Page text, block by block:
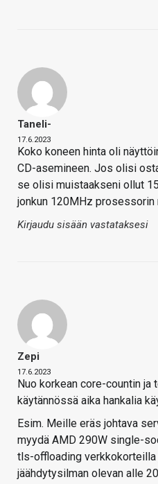
Taneli-
17.6.2023
Koko koneen hinta oli
CD-asemineen. Jos olisi
se olisi muistaakseni ollut
jonkun 120MHz prosessorin
Kirjaudu sisään vastataksesi
Zepi
17.6.2023
Nuo korkean core-countin ja
käytännössä aika hankalia
Esim. Meille eräs johtava
myydä AMD 290W single-
tls-offloading verkkokorteilla
jäähdytysilman olevan alle